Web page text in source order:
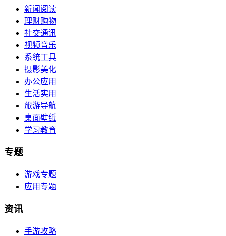
新闻阅读
理财购物
社交通讯
视频音乐
系统工具
摄影美化
办公应用
生活实用
旅游导航
桌面壁纸
学习教育
专题
游戏专题
应用专题
资讯
手游攻略